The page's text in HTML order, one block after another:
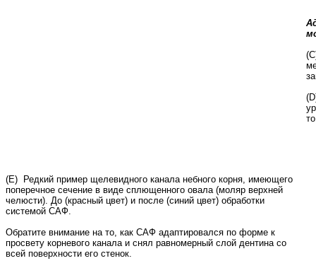
(E) Редкий пример щелевидного канала небного корня, имеющего
поперечное сечение в виде сплющенного овала (моляр верхней
челюсти). До (красный цвет) и после (синий цвет) обработки
системой САФ.
Обратите внимание на то, как САФ адаптировался по форме к
просвету корневого канала и снял равномерный слой дентина со
всей поверхности его стенок.